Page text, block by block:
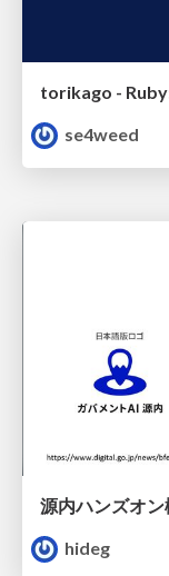
se4weed
源内ハンズオン
hideg